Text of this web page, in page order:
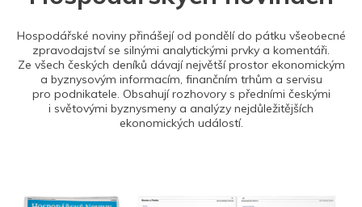
Hospodářské noviny přinášejí od pondělí do pátku všeobecné
zpravodajství se silnými analytickými prvky a komentáři.
Ze všech českých deníků dávají největší prostor ekonomickým
a byznysovým informacím, finančním trhům a servisu
pro podnikatele. Obsahují rozhovory s předními českými
i světovými byznysmeny a analýzy nejdůležitějších
ekonomických událostí.